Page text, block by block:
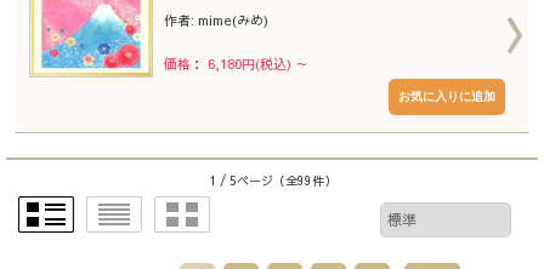
作者: mime(みめ)
価格： 6,180円(税込) ～
1 / 5ページ （全99件）